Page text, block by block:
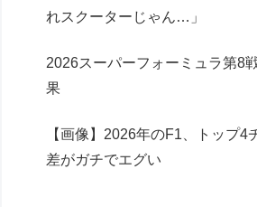
れスクーターじゃん…」
2026スーパーフォーミュラ第8
果
【画像】2026年のF1、トップ4
差がガチでエグい